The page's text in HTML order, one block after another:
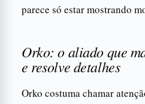
parece só estar mostrando
Orko: o aliado que
e resolve detalhes
Orko costuma chamar